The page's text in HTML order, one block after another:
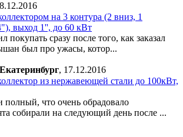
на 3 контура (2 вниз, 1
выход 1'', до 60 кВт
покупать сразу после того, как заказал
был про ужасы, котор...
, 17.12.2016
из нержавеющей стали до 100кВт,
полный, что очень обрадовало
собирали на следующий день после ...